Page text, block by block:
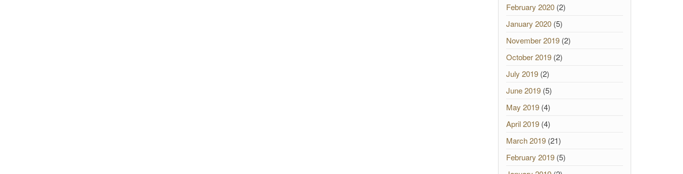
February 2020(2)
January 2020(5)
November 2019(2)
October 2019(2)
July 2019(2)
June 2019(5)
May 2019(4)
April 2019(4)
March 2019(21)
February 2019(5)